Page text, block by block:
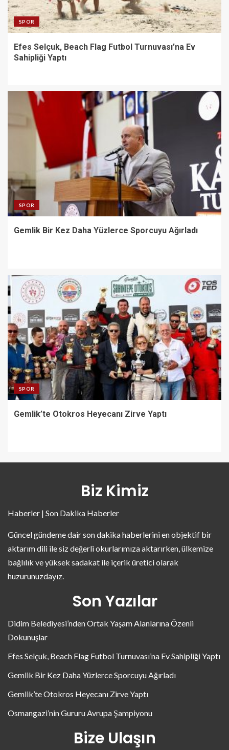
SPOR
Efes Selçuk, Beach Flag Futbol Turnuvası’na Ev
Sahipliği Yaptı
SPOR
Gemlik Bir Kez Daha Yüzlerce Sporcuyu Ağırladı
SPOR
Gemlik’te Otokros Heyecanı Zirve Yaptı
Biz Kimiz
Haberler | Son Dakika Haberler
Güncel gündeme dair son dakika haberlerini en objektif bir
aktarım dili ile siz değerli okurlarımıza aktarırken, ülkemize
bağlılık ve yüksek sadakat ile içerik üretici olarak
huzurunuzdayız.
Son Yazılar
Didim Belediyesi’nden Ortak Yaşam Alanlarına Özenli
Dokunuşlar
Efes Selçuk, Beach Flag Futbol Turnuvası’na Ev Sahipliği Yaptı
Gemlik Bir Kez Daha Yüzlerce Sporcuyu Ağırladı
Gemlik’te Otokros Heyecanı Zirve Yaptı
Osmangazi’nin Gururu Avrupa Şampiyonu
Bize Ulaşın